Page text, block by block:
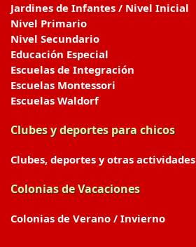
Jardines de Infantes / Nivel Inicial
Nivel Primario
Nivel Secundario
Educación Especial
Escuelas de Integración
Escuelas Montessori
Escuelas Waldorf
Clubes y deportes para chicos
Clubes, deportes y otras actividades
Colonias de Vacaciones
Colonias de Verano / Invierno